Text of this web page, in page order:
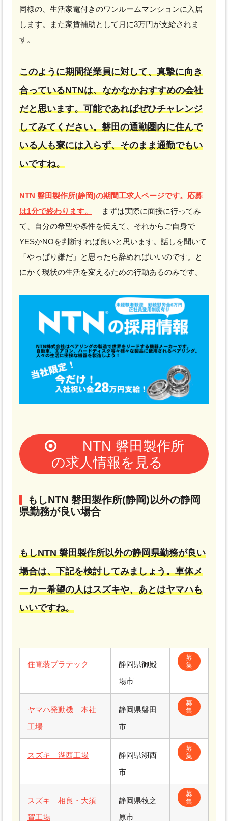
同様の、生活家電付きのワンルームマンションに入居
します。また家賃補助として月に3万円が支給されま
す。
このように期間従業員に対して、真摯に向き
合っているNTNは、なかなかおすすめの会社
だと思います。可能であればぜひチャレンジ
してみてください。磐田の通勤圏内に住んで
いる人も寮には入らず、そのまま通勤でもい
いですね。
NTN 磐田製作所(静岡)の期間工求人ページです。応募
は1分で終わります。
まずは実際に面接に行ってみ
て、自分の希望や条件を伝えて、それからご自身で
YESかNOを判断すれば良いと思います。話しを聞いて
「やっぱり嫌だ」と思ったら辞めればいいのです。と
にかく現状の生活を変えるための行動あるのみです。
NTN 磐田製作所
の求人情報を見る
もしNTN 磐田製作所(静岡)以外の静岡
県勤務が良い場合
もしNTN 磐田製作所以外の静岡県勤務が良い
場合は、下記を検討してみましょう。車体メ
ーカー希望の人はスズキや、あとはヤマハも
いいですね。
住電装プラテック
静岡県御殿
場市
募
集
ヤマハ発動機 本社
工場
静岡県磐田
市
募
集
スズキ 湖西工場
静岡県湖西
市
募
集
スズキ 相良・大須
賀工場
静岡県牧之
原市
募
集